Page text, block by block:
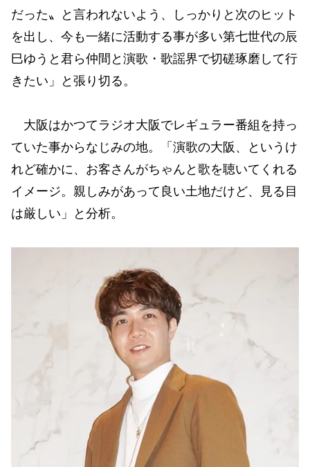
だった〟と言われないよう、しっかりと次のヒット
を出し、今も一緒に活動する事が多い第七世代の辰
巳ゆうと君ら仲間と演歌・歌謡界で切磋琢磨して行
きたい」と張り切る。
大阪はかつてラジオ大阪でレギュラー番組を持っ
ていた事からなじみの地。「演歌の大阪、というけ
れど確かに、お客さんがちゃんと歌を聴いてくれる
イメージ。親しみがあって良い土地だけど、見る目
は厳しい」と分析。